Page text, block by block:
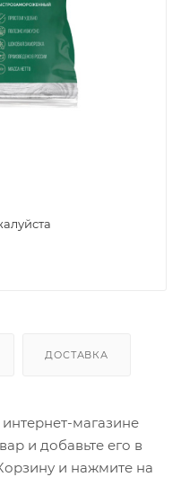
ДОСТАВКА
магазине
и добавьте его в
и нажмите на